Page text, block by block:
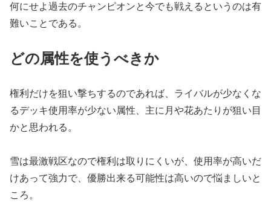
何にせよ過去のチャンピオンと今でも戦えるというのは有
難いことである。
どの属性を使うべきか
権利だけを狙い撃ちするのであれば、ライバルが少なくな
るデッキ使用率が少ない属性、主に月や花あたりが狙い目
かと思われる。
雪は最激戦区なので権利は取りにくいが、使用率が高いだ
けあって強力で、優勝出来る可能性は高いので悩ましいと
ころ。